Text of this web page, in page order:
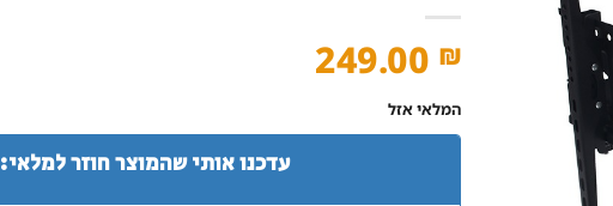
249.00 ₪
המלאי אזל
עדכנו אותי שהמוצר חוזר למלאי: